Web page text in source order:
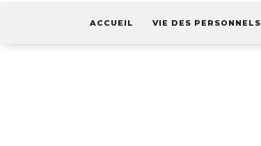
ACCUEIL VIE DES PERSONNELS